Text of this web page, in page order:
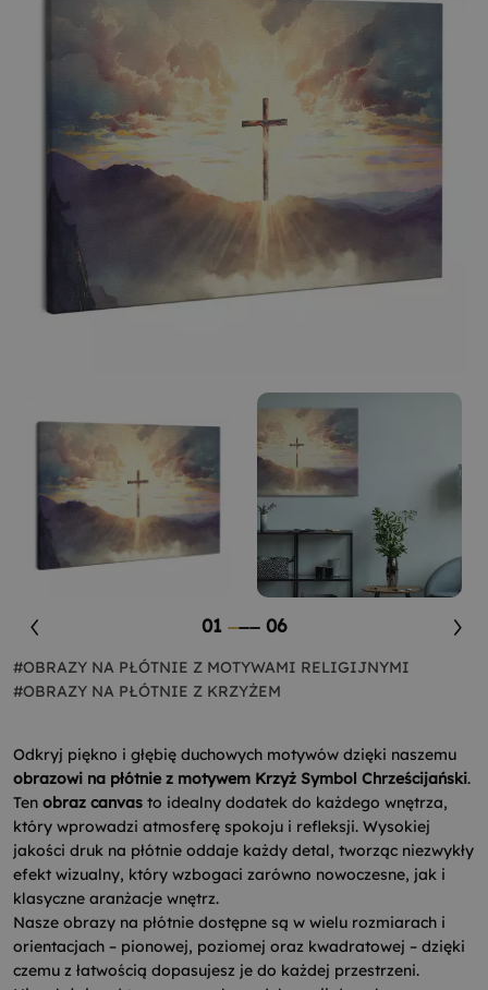
01 06
#OBRAZY NA PŁÓTNIE Z MOTYWAMI RELIGIJNYMI
#OBRAZY NA PŁÓTNIE Z KRZYŻEM
Odkryj piękno i głębię duchowych motywów dzięki naszemu
obrazowi na płótnie z motywem Krzyż Symbol Chrześcijański.
Ten obraz canvas to idealny dodatek do każdego wnętrza,
który wprowadzi atmosferę spokoju i refleksji. Wysokiej
jakości druk na płótnie oddaje każdy detal, tworząc niezwykły
efekt wizualny, który wzbogaci zarówno nowoczesne, jak i
klasyczne aranżacje wnętrz.
Nasze obrazy na płótnie dostępne są w wielu rozmiarach i
orientacjach – pionowej, poziomej oraz kwadratowej – dzięki
czemu z łatwością dopasujesz je do każdej przestrzeni.